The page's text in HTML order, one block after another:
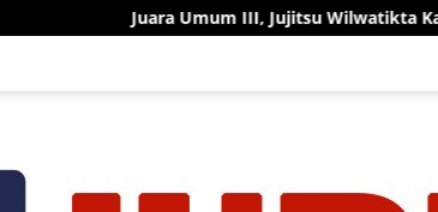
Umum III, Jujitsu Wilwatikta Kabupaten Mojokerto